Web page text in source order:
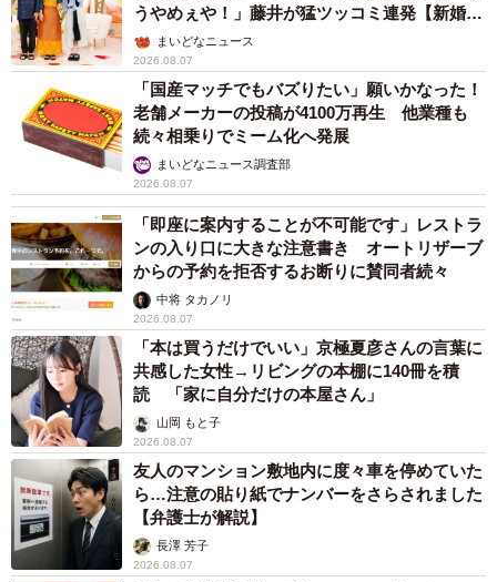
うやめぇや！」藤井が猛ツッコミ連発【新婚さ
ん】まいどなニュース
2026.08.07
「国産マッチでもバズりたい」願いかなった！
老舗メーカーの投稿が4100万再生 他業種も
続々相乗りでミーム化へ発展
まいどなニュース調査部
2026.08.07
「即座に案内することが不可能です」レストラ
ンの入り口に大きな注意書き オートリザーブ
からの予約を拒否するお断りに賛同者続々
中将 タカノリ
2026.08.07
「本は買うだけでいい」京極夏彦さんの言葉に
共感した女性→リビングの本棚に140冊を積
読 「家に自分だけの本屋さん」
山岡 もと子
2026.08.07
友人のマンション敷地内に度々車を停めていた
ら…注意の貼り紙でナンバーをさらされました
【弁護士が解説】
長澤 芳子
2026.08.07